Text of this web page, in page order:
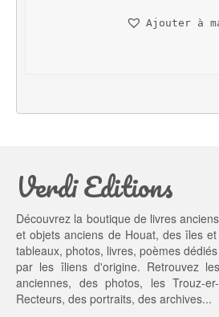
i
é
t :
0,
0
0 €.
t
s
Ajouter à
Verdi Editions
Découvrez la boutique de livres
et objets anciens de Houat, des îles
tableaux, photos, livres, poèmes
par les îliens d'origine. Retrouvez les
anciennes, desphotos, lesTrouz-
Recteurs, des portraits, des archives...